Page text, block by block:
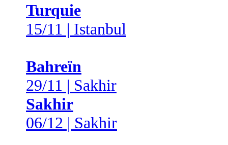
Turquie
15/11 | Istanbul
Bahreïn
29/11 | Sakhir
Sakhir
06/12 | Sakhir